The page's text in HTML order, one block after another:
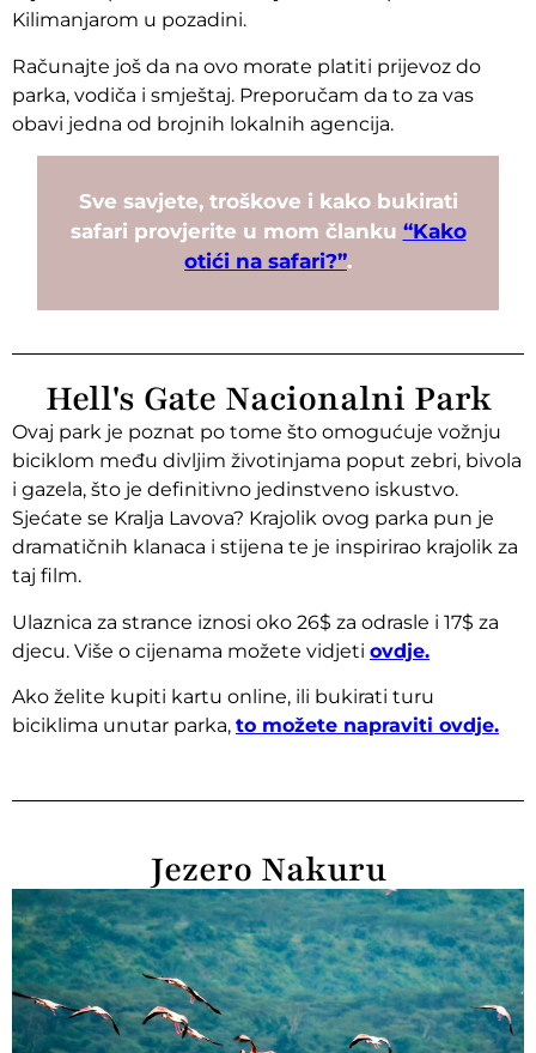
Kilimanjarom u pozadini.
Računajte još da na ovo morate platiti prijevoz do
parka, vodiča i smještaj. Preporučam da to za vas
obavi jedna od brojnih lokalnih agencija.
Sve savjete, troškove i kako bukirati
safari provjerite u mom članku “Kako
otići na safari?”.
Hell's Gate Nacionalni Park
Ovaj park je poznat po tome što omogućuje vožnju
biciklom među divljim životinjama poput zebri, bivola
i gazela, što je definitivno jedinstveno iskustvo.
Sjećate se Kralja Lavova? Krajolik ovog parka pun je
dramatičnih klanaca i stijena te je inspirirao krajolik za
taj film.
Ulaznica za strance iznosi oko 26$ za odrasle i 17$ za
djecu. Više o cijenama možete vidjeti ovdje.
Ako želite kupiti kartu online, ili bukirati turu
biciklima unutar parka, to možete napraviti ovdje.
Jezero Nakuru